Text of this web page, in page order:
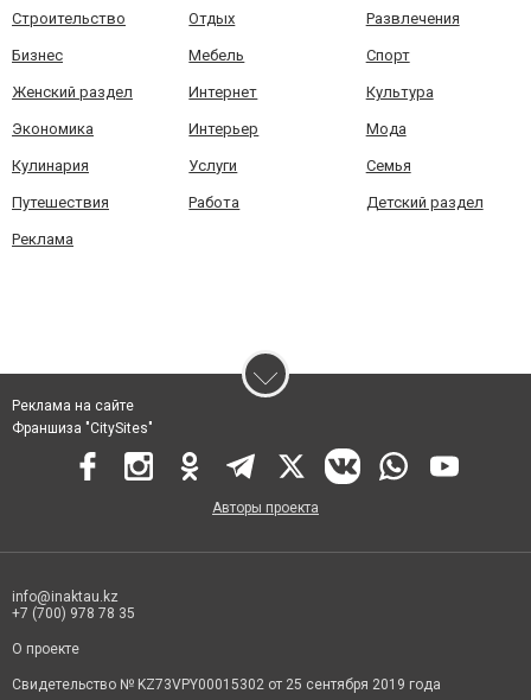
Строительство Отдых Развлечения
Бизнес Мебель Спорт
Женский раздел Интернет Культура
Экономика Интерьер Мода
Кулинария Услуги Семья
Путешествия Работа Детский раздел
Реклама
Реклама на сайте
Франшиза "CitySites"
Авторы проекта
info@inaktau.kz
+7 (700) 978 78 35
О проекте
Свидетельство № KZ73VPY00015302 от 25 сентября 2019 года